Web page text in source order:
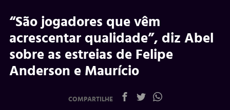
“São jogadores que vêm
acrescentar qualidade”, diz Abel
sobre as estreias de Felipe
Anderson e Maurício
COMPARTILHE